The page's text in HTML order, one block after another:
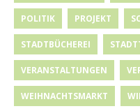
POLITIK PROJEKT
STADTBÜCHEREI
VERANSTALTUNGEN
WEIHNACHTSMARKT